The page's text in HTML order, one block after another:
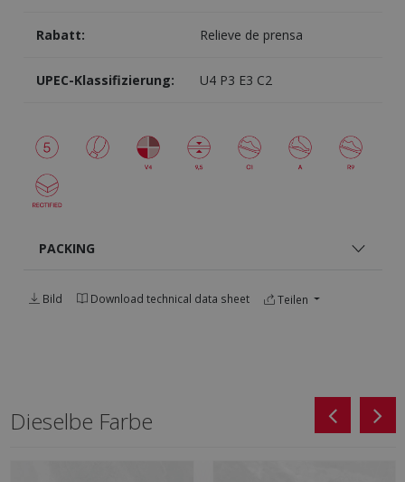
Rabatt: Relieve de prensa
UPEC-Klassifizierung: U4 P3 E3 C2
PACKING
Bild Download technical data sheet Teilen
Dieselbe Farbe